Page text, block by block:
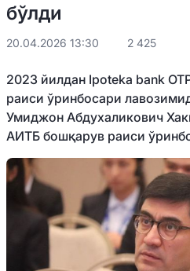
бўлди
20.04.2026 13:30 2 425
2023 йилдан Ipoteka bank
раиси ўринбосари
Умиджон Абдухаликович
АИТБ бошқарув раиси